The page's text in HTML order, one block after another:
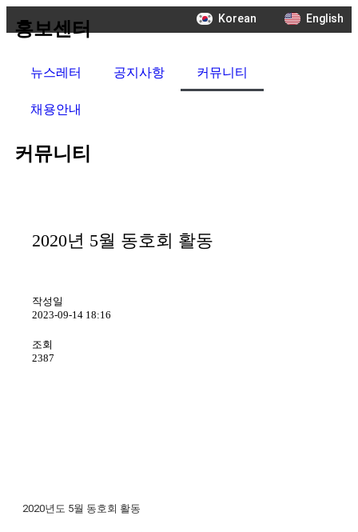
Korean English
홍보센터
뉴스레터 공지사항 커뮤니티
채용안내
커뮤니티
2020년 5월 동호회 활동
작성일
2023-09-14 18:16
조회
2387
2020년도 5월 동호회 활동